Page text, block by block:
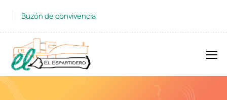
Buzón de convivencia